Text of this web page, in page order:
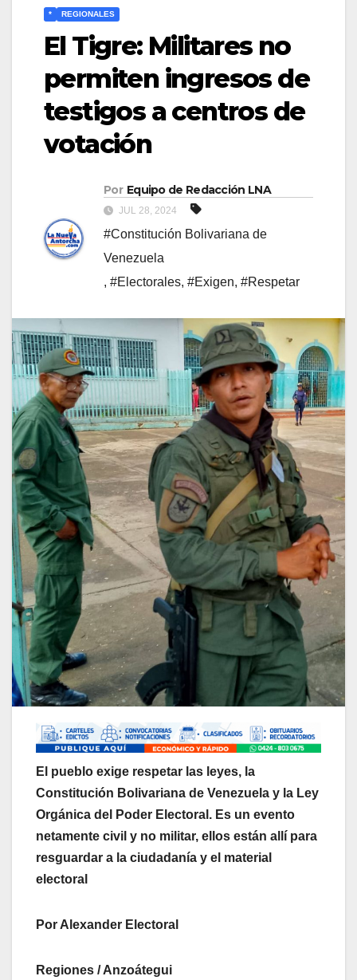
* REGIONALES
El Tigre: Militares no
permiten ingresos de
testigos a centros de
votación
Por Equipo de Redacción LNA
JUL 28, 2024
#Constitución Bolivariana de
Venezuela
, #Electorales, #Exigen, #Respetar
El pueblo exige respetar las leyes, la
Constitución Bolivariana de Venezuela y la Ley
Orgánica del Poder Electoral. Es un evento
netamente civil y no militar, ellos están allí para
resguardar a la ciudadanía y el material
electoral
Por Alexander Electoral
Regiones / Anzoátegui